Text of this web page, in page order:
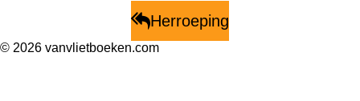
Herroeping
© 2026 vanvlietboeken.com